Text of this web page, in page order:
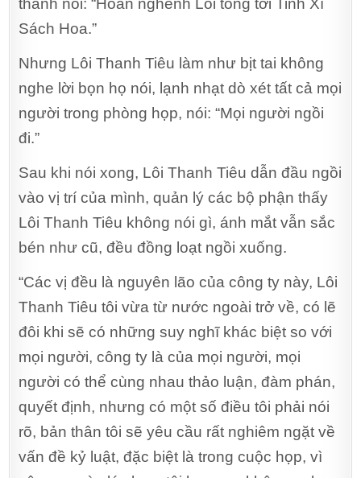
thanh nói: “Hoan nghênh Lôi tổng tới Tinh Xí
Sách Hoa.”
Nhưng Lôi Thanh Tiêu làm như bịt tai không
nghe lời bọn họ nói, lạnh nhạt dò xét tất cả mọi
người trong phòng họp, nói: “Mọi người ngồi
đi.”
Sau khi nói xong, Lôi Thanh Tiêu dẫn đầu ngồi
vào vị trí của mình, quản lý các bộ phận thấy
Lôi Thanh Tiêu không nói gì, ánh mắt vẫn sắc
bén như cũ, đều đồng loạt ngồi xuống.
“Các vị đều là nguyên lão của công ty này, Lôi
Thanh Tiêu tôi vừa từ nước ngoài trở về, có lẽ
đôi khi sẽ có những suy nghĩ khác biệt so với
mọi người, công ty là của mọi người, mọi
người có thể cùng nhau thảo luận, đàm phán,
quyết định, nhưng có một số điều tôi phải nói
rõ, bản thân tôi sẽ yêu cầu rất nghiêm ngặt về
vấn đề kỷ luật, đặc biệt là trong cuộc họp, vì